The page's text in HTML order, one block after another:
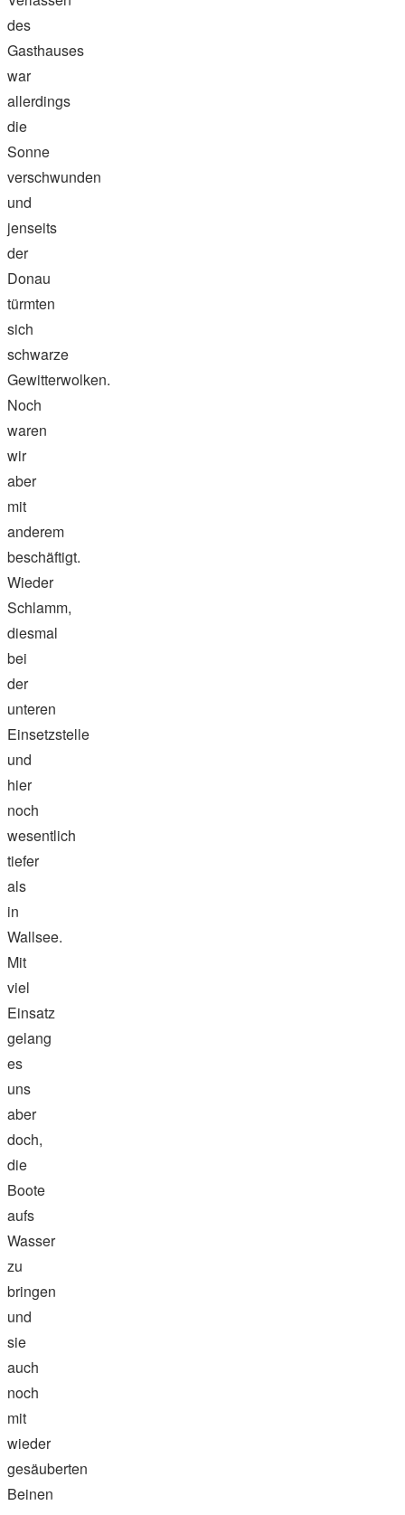
des
Gasthauses
war
allerdings
die
Sonne
verschwunden
und
jenseits
der
Donau
türmten
sich
schwarze
Gewitterwolken.
Noch
waren
wir
aber
mit
anderem
beschäftigt.
Wieder
Schlamm,
diesmal
bei
der
unteren
Einsetzstelle
und
hier
noch
wesentlich
tiefer
als
in
Wallsee.
Mit
viel
Einsatz
gelang
es
uns
aber
doch,
die
Boote
aufs
Wasser
zu
bringen
und
sie
auch
noch
mit
wieder
gesäuberten
Beinen